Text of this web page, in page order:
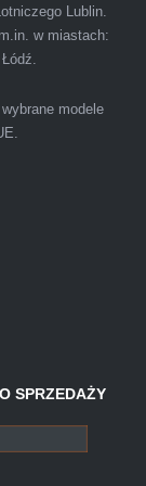
na
skupu
Lublin.
w miastach:
modele
SPRZEDAŻY